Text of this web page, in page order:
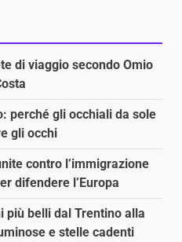
di viaggio secondo Omio
perché gli occhiali da sole
gli occhi
contro l’immigrazione
difendere l’Europa
più belli dal Trentino alla
e stelle cadenti